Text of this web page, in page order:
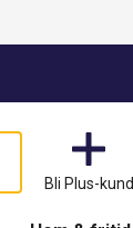
Bli Plus-kund